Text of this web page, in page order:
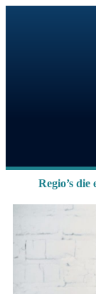
Regio’s